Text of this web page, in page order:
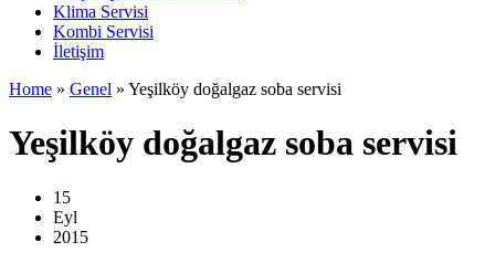
Klima Servisi
Kombi Servisi
İletişim
Home » Genel » Yeşilköy doğalgaz soba servisi
Yeşilköy doğalgaz soba servisi
15
Eyl
2015